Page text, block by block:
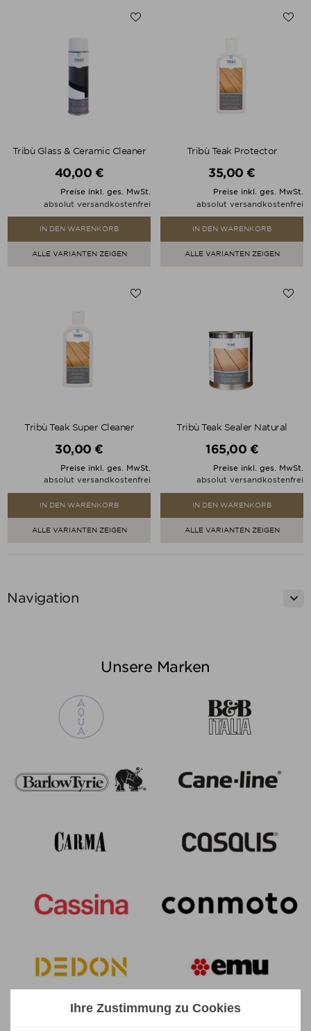
Navigation 
Tribù Glass & Ceramic Cleaner
Preis
40,00 €
Preise inkl. ges. MwSt.
absolut versandkostenfrei
IN DEN WARENKORB
ALLE VARIANTEN ZEIGEN
Tribù Teak Protector
Preis
35,00 €
Preise inkl. ges. MwSt.
absolut versandkostenfrei
IN DEN WARENKORB
ALLE VARIANTEN ZEIGEN
Tribù Teak Super Cleaner
Preis
30,00 €
Preise inkl. ges. MwSt.
absolut versandkostenfrei
IN DEN WARENKORB
ALLE VARIANTEN ZEIGEN
Tribù Teak Sealer Natural
Preis
165,00 €
Preise inkl. ges. MwSt.
absolut versandkostenfrei
IN DEN WARENKORB
ALLE VARIANTEN ZEIGEN
Unsere Marken
Ihre Zustimmung zu Cookies